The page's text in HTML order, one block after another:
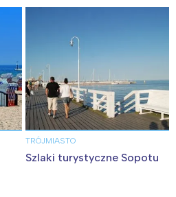
TRÓJMIASTO
Szlaki turystyczne Sopotu